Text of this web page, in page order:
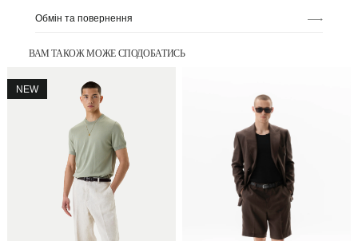
Обмін та повернення
ВАМ ТАКОЖ МОЖЕ СПОДОБАТИСЬ
NEW